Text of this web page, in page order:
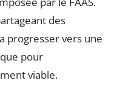
des
progresser vers une
pour
viable.